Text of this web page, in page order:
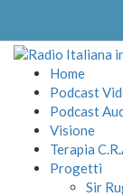
Home
Podcast
Podcast
Visione
Terapia
Progetti
Sir